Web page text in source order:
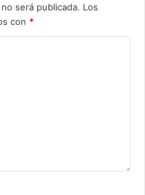
será publicada. Los
con *